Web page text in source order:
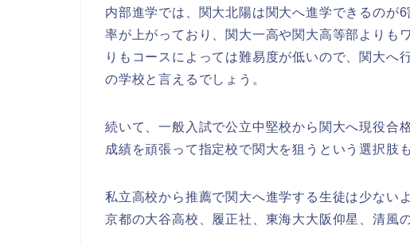
内部進学では、関大北陽は関大へ進学できるのが
率が上がっており、関大一高や関大高等部よりも
りもコースによっては難易度が低いので、関大へ
の学校と言えるでしょう。
続いて、一般入試で公立中堅校から関大へ現役合
成績を頑張って指定校で関大を狙うという選択肢
私立高校から推薦で関大へ進学する生徒は少ない
京都の大谷高校、履正社、東海大大阪仰星、清風